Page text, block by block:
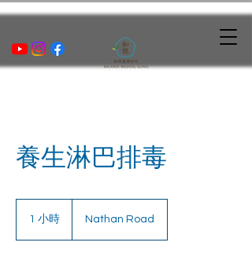
養生淋巴排毒
1 小時 Nathan Road